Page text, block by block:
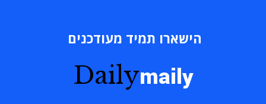
הישארו תמיד מעודכנים
Dailymaily